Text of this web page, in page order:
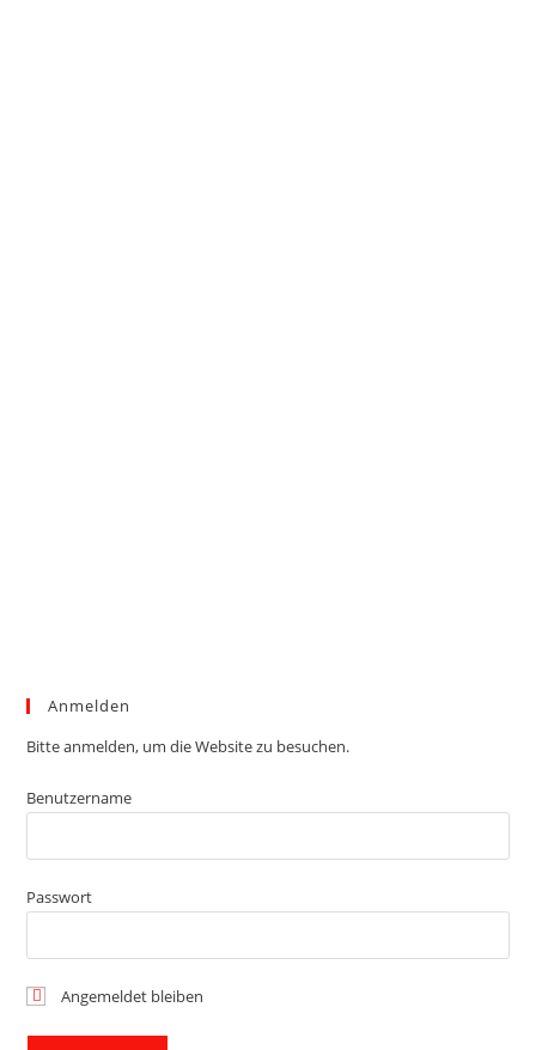
Anmelden
Bitte anmelden, um die Website zu besuchen.
Benutzername
Passwort
Angemeldet bleiben